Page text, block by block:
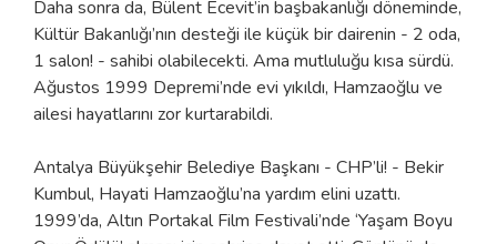
Daha sonra da, Bülent Ecevit’in başbakanlığı döneminde,
Kültür Bakanlığı’nın desteği ile küçük bir dairenin - 2 oda,
1 salon! - sahibi olabilecekti. Ama mutluluğu kısa sürdü.
Ağustos 1999 Depremi’nde evi yıkıldı, Hamzaoğlu ve
ailesi hayatlarını zor kurtarabildi.
Antalya Büyükşehir Belediye Başkanı - CHP’li! - Bekir
Kumbul, Hayati Hamzaoğlu’na yardım elini uzattı.
1999’da, Altın Portakal Film Festivali’nde ‘Yaşam Boyu